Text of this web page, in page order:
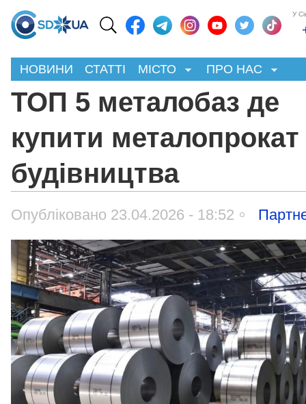
У
НОВИНИ СТАТТІ МІСТО ПРО НАС
ТОП 5 металобаз де
купити
будівництва
Опубліковано 23.04.2026 - 18:52